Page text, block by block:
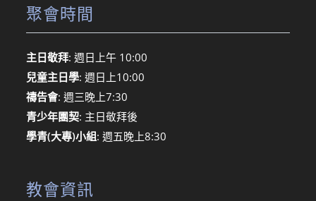
聚會時間
主日敬拜: 週日上午 10:00
兒童主日學: 週日上10:00
禱告會: 週三晚上7:30
青少年團契: 主日敬拜後
學青(大專)小組: 週五晚上8:30
教會資訊